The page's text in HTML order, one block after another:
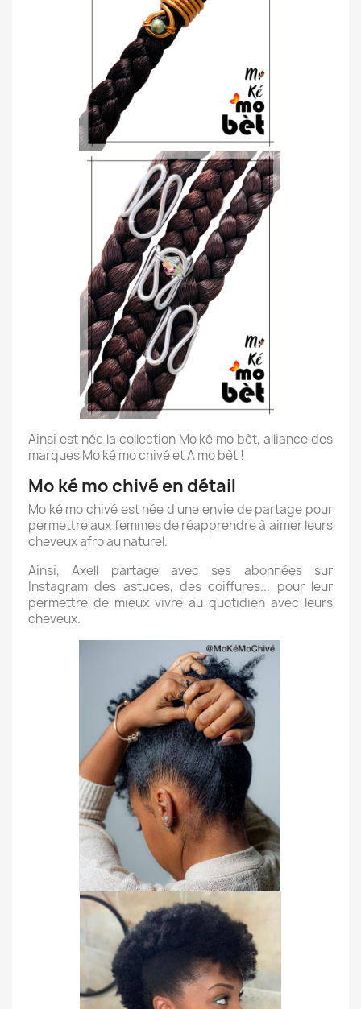
Ainsi est née la collection Mo ké mo bèt, alliance des
marques Mo ké mo chivé et A mo bèt !
Mo ké mo chivé en détail
Mo ké mo chivé est née d'une envie de partage pour
permettre aux femmes de réapprendre à aimer leurs
cheveux afro au naturel.
Ainsi, Axell partage avec ses abonnées sur
Instagram des astuces, des coiffures... pour leur
permettre de mieux vivre au quotidien avec leurs
cheveux.